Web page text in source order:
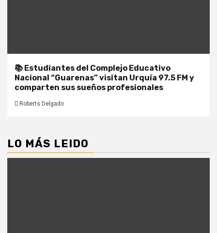
📚 Estudiantes del Complejo Educativo
Nacional “Guarenas” visitan Urquía 97.5 FM y
comparten sus sueños profesionales
Roberts Delgado
LO MÁS LEIDO